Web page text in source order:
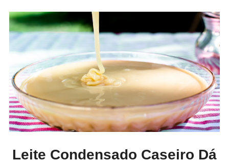
Leite Condensado Caseiro Dá